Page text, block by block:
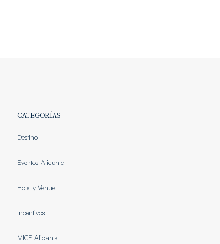
CATEGORÍAS
Destino
Eventos Alicante
Hotel y Venue
Incentivos
MICE Alicante